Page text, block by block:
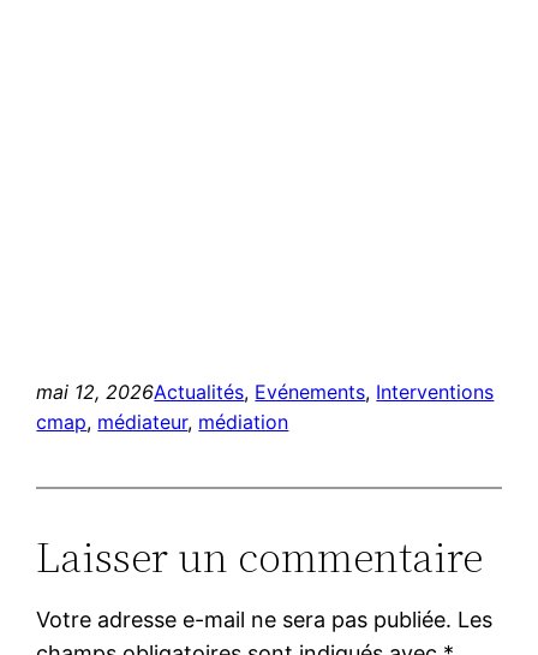
mai 12, 2026Actualités, Evénements, Interventions
cmap, médiateur, médiation
Laisser un commentaire
Votre adresse e-mail ne sera pas publiée. Les